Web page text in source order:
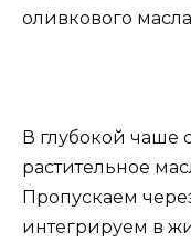
оливкового
В глубокой
растительное
Пропускаем
интегрируем в